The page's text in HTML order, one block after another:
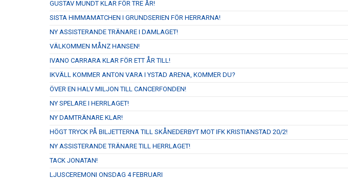
GUSTAV MUNDT KLAR FÖR TRE ÅR!
SISTA HIMMAMATCHEN I GRUNDSERIEN FÖR HERRARNA!
NY ASSISTERANDE TRÄNARE I DAMLAGET!
VÄLKOMMEN MÅNZ HANSEN!
IVANO CARRARA KLAR FÖR ETT ÅR TILL!
IKVÄLL KOMMER ANTON VARA I YSTAD ARENA, KOMMER DU?
ÖVER EN HALV MILJON TILL CANCERFONDEN!
NY SPELARE I HERRLAGET!
NY DAMTRÄNARE KLAR!
HÖGT TRYCK PÅ BILJETTERNA TILL SKÅNEDERBYT MOT IFK KRISTIANSTAD 20/2!
NY ASSISTERANDE TRÄNARE TILL HERRLAGET!
TACK JONATAN!
LJUSCEREMONI ONSDAG 4 FEBRUARI